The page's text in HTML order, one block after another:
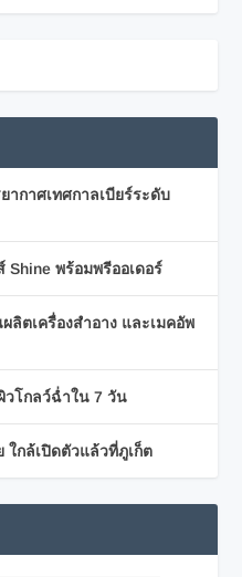
กาศเทศกาลเบียร์ระดับ
Shine พร้อมพรีออเดอร์
ลิตเครื่องสำอาง และเมคอัพ
วโกลว์ฉ่ำใน 7 วัน
กล้เปิดตัวแล้วที่ภูเก็ต